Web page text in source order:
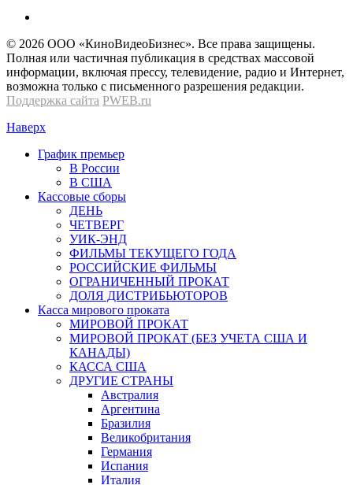
© 2026 OOО «КиноВидеоБизнес». Все права защищены.
Полная или частичная публикация в средствах массовой
информации, включая прессу, телевидение, радио и Интернет,
возможна только с письменного разрешения редакции.
Поддержка сайта PWEB.ru
Наверх
График премьер
В России
В США
Кассовые сборы
ДЕНЬ
ЧЕТВЕРГ
УИК-ЭНД
ФИЛЬМЫ ТЕКУЩЕГО ГОДА
РОССИЙСКИЕ ФИЛЬМЫ
ОГРАНИЧЕННЫЙ ПРОКАТ
ДОЛЯ ДИСТРИБЬЮТОРОВ
Касса мирового проката
МИРОВОЙ ПРОКАТ
МИРОВОЙ ПРОКАТ (БЕЗ УЧЕТА США И
КАНАДЫ)
КАССА США
ДРУГИЕ СТРАНЫ
Австралия
Аргентина
Бразилия
Великобритания
Германия
Испания
Италия